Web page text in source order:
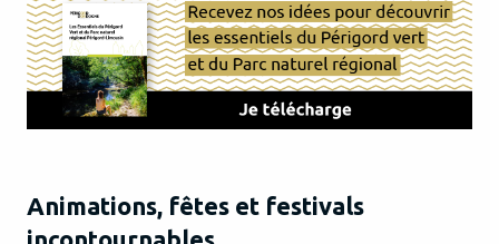
Animations, fêtes et festivals